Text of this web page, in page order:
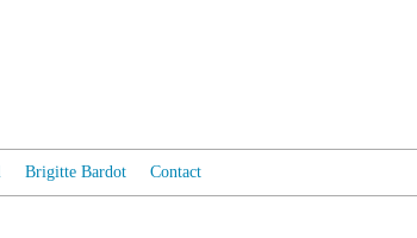
Brigitte Bardot Contact